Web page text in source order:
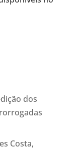
dos
Costa,